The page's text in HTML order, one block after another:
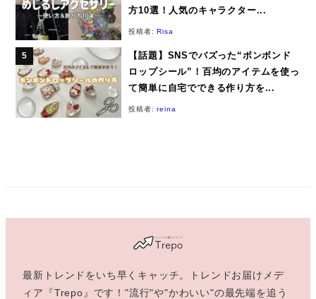
方10選！人気のキャラクター...
投稿者:Risa
【話題】SNSでバズった“ボンボンド
ロップシール”！百均のアイテムを使っ
て簡単に自宅でできる作り方を...
投稿者:reina
最新トレンドをいち早くキャッチ。トレンドお届けメデ
ィア『Trepo』です！"流行"や"かわいい"の最先端を追う